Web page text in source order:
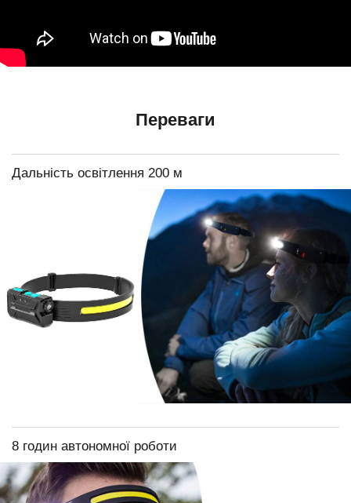
Переваги
Дальність освітлення 200 м
8 годин автономної роботи